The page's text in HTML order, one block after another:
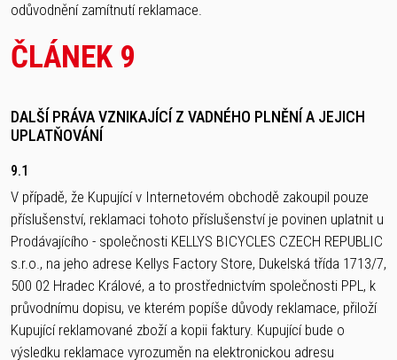
odůvodnění zamítnutí reklamace.
ČLÁNEK 9
DALŠÍ PRÁVA VZNIKAJÍCÍ Z VADNÉHO PLNĚNÍ A JEJICH
UPLATŇOVÁNÍ
9.1
V případě, že Kupující v Internetovém obchodě zakoupil pouze
příslušenství, reklamaci tohoto příslušenství je povinen uplatnit u
Prodávajícího - společnosti KELLYS BICYCLES CZECH REPUBLIC
s.r.o., na jeho adrese Kellys Factory Store, Dukelská třída 1713/7,
500 02 Hradec Králové, a to prostřednictvím společnosti PPL, k
průvodnímu dopisu, ve kterém popíše důvody reklamace, přiloží
Kupující reklamované zboží a kopii faktury. Kupující bude o
výsledku reklamace vyrozuměn na elektronickou adresu